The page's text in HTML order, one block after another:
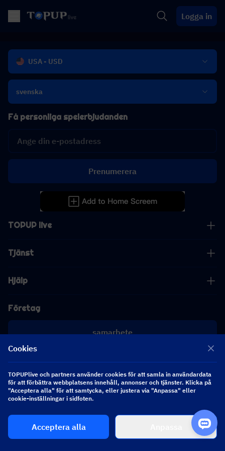
Logga in
USA - USD
svenska
TOPUP live
Tjänst
Hjälp
Företag
samarbete
[email protected]
Få personliga spelerbjudanden
Prenumerera
Följ oss
Copyright 2026 SEA WHALE TECHNOLOGY PTE.LTD. All Rights Reserved.
Cookies
TOPUPlive och partners använder cookies för att samla in användardata
för att förbättra webbplatsens innehåll, annonser och tjänster. Klicka på
"Acceptera alla" för att samtycka, eller justera via "Anpassa" eller
cookie-inställningar i sidfoten.
Acceptera alla